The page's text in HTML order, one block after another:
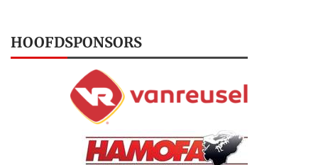
HOOFDSPONSORS